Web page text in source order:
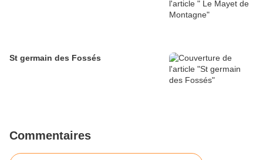
St germain des Fossés
Commentaires